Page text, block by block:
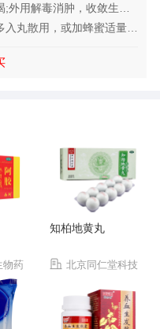
;外用解毒消肿，收敛生
治皮肤皲裂，烧烫伤。
丸散用，或加蜂蜜适量冲
物药
知柏地黄丸
北京同仁堂科技
药厂